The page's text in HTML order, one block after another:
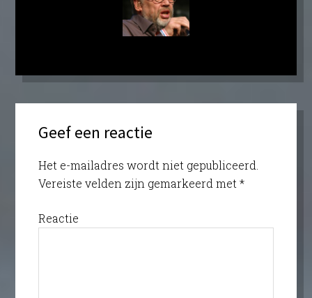
Geef een reactie
Het e-mailadres wordt niet gepubliceerd.
Vereiste velden zijn gemarkeerd met*
Reactie